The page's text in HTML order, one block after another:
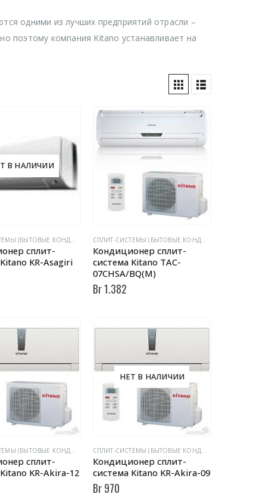
одними из лучших предприятий отрасли –
поэтому компания Kitano устанавливает на
В НАЛИЧИИ
сплит-
KR-Asagiri
Кондиционер сплит-
система Kitano TAC-
07CHSA/BQ(M)
Br1.382
CПЛИТ-СИСТЕМЫ (БЫТОВЫЕ КОНДИЦИОНЕРЫ)
сплит-
KR-Akira-12
НЕТ В НАЛИЧИИ
CПЛИТ-СИСТЕМЫ (БЫТОВЫЕ КОНДИЦИОНЕРЫ)
Кондиционер сплит-
система Kitano KR-Akira-09
Br970